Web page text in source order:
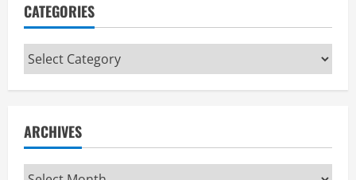
CATEGORIES
Categories
ARCHIVES
Archives